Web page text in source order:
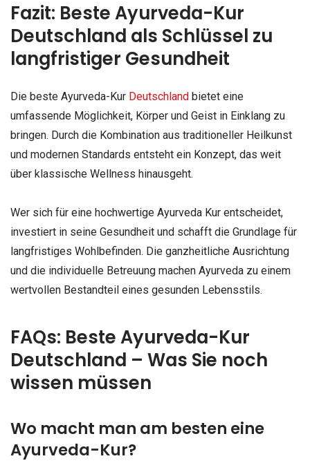
Fazit: Beste Ayurveda-Kur
Deutschland als Schlüssel zu
langfristiger Gesundheit
Die beste Ayurveda-Kur Deutschland bietet eine
umfassende Möglichkeit, Körper und Geist in Einklang zu
bringen. Durch die Kombination aus traditioneller Heilkunst
und modernen Standards entsteht ein Konzept, das weit
über klassische Wellness hinausgeht.
Wer sich für eine hochwertige Ayurveda Kur entscheidet,
investiert in seine Gesundheit und schafft die Grundlage für
langfristiges Wohlbefinden. Die ganzheitliche Ausrichtung
und die individuelle Betreuung machen Ayurveda zu einem
wertvollen Bestandteil eines gesunden Lebensstils.
FAQs: Beste Ayurveda-Kur
Deutschland – Was Sie noch
wissen müssen
Wo macht man am besten eine
Ayurveda-Kur?